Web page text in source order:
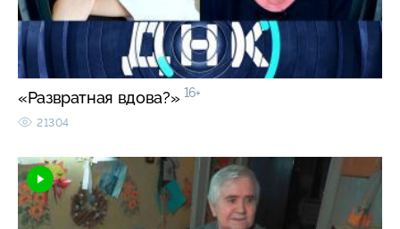
«Развратная вдова?» 16+
21304